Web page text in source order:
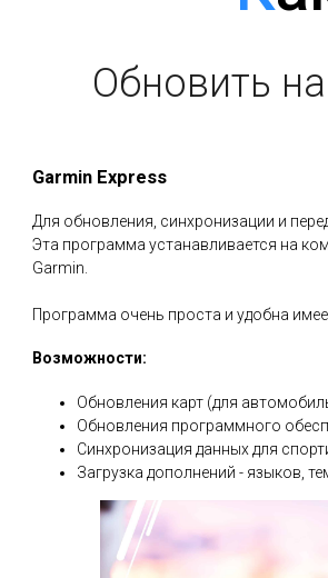
Обновить
Garmin Express
Для обновления, синхронизации и
Эта программа устанавливается на
Garmin.
Программа очень проста и удобна
Возможности:
Обновления карт (для
Обновления программного
Синхронизация данных для
Загрузка дополнений - языков,